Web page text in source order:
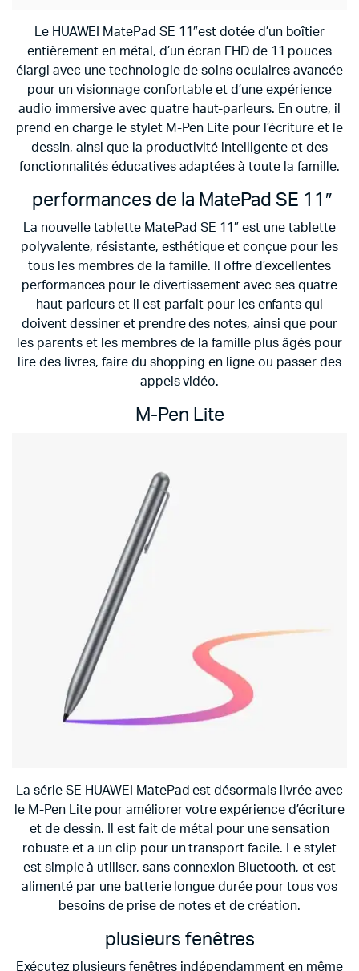
Le HUAWEI MatePad SE 11″est dotée d’un boîtier
entièrement en métal, d’un écran FHD de 11 pouces
élargi avec une technologie de soins oculaires avancée
pour un visionnage confortable et d’une expérience
audio immersive avec quatre haut-parleurs. En outre, il
prend en charge le stylet M-Pen Lite pour l’écriture et le
dessin, ainsi que la productivité intelligente et des
fonctionnalités éducatives adaptées à toute la famille.
performances de la MatePad SE 11″
La nouvelle tablette MatePad SE 11″ est une tablette
polyvalente, résistante, esthétique et conçue pour les
tous les membres de la famille. Il offre d’excellentes
performances pour le divertissement avec ses quatre
haut-parleurs et il est parfait pour les enfants qui
doivent dessiner et prendre des notes, ainsi que pour
les parents et les membres de la famille plus âgés pour
lire des livres, faire du shopping en ligne ou passer des
appels vidéo.
M-Pen Lite
La série SE HUAWEI MatePad est désormais livrée avec
le M-Pen Lite pour améliorer votre expérience d’écriture
et de dessin. Il est fait de métal pour une sensation
robuste et a un clip pour un transport facile. Le stylet
est simple à utiliser, sans connexion Bluetooth, et est
alimenté par une batterie longue durée pour tous vos
besoins de prise de notes et de création.
plusieurs fenêtres
Exécutez plusieurs fenêtres indépendamment en même